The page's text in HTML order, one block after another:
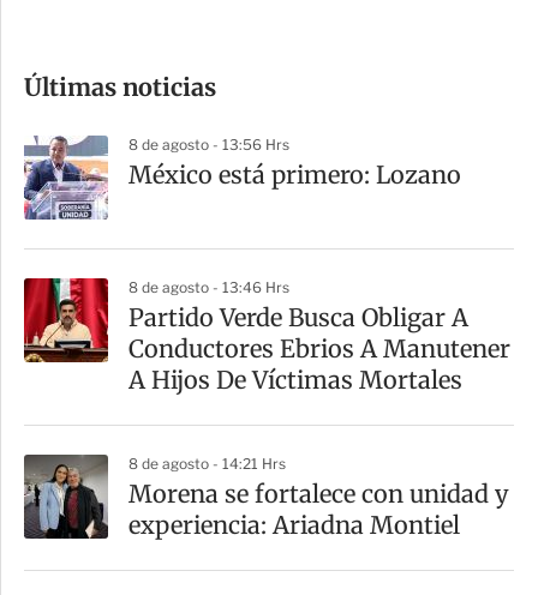
m
a
r
t
r
Últimas noticias
8 de agosto - 13:56 Hrs
México está primero: Lozano
8 de agosto - 13:46 Hrs
Partido Verde Busca Obligar A
Conductores Ebrios A Manutener
A Hijos De Víctimas Mortales
8 de agosto - 14:21 Hrs
Morena se fortalece con unidad y
experiencia: Ariadna Montiel